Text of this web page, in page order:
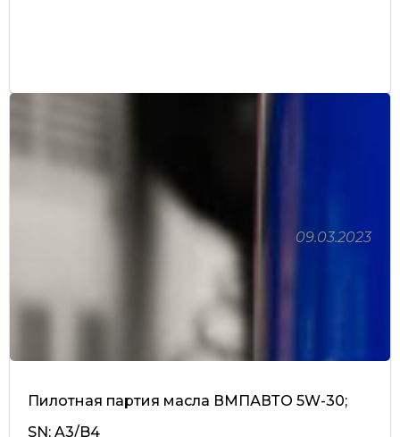
Пилотная партия масла ВМПАВТО 5W-30;
SN; A3/B4
09.03.2023